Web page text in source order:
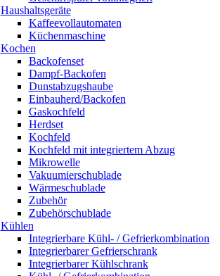
Haushaltsgeräte
Kaffeevollautomaten
Küchenmaschine
Kochen
Backofenset
Dampf-Backofen
Dunstabzugshaube
Einbauherd/Backofen
Gaskochfeld
Herdset
Kochfeld
Kochfeld mit integriertem Abzug
Mikrowelle
Vakuumierschublade
Wärmeschublade
Zubehör
Zubehörschublade
Kühlen
Integrierbare Kühl- / Gefrierkombination
Integrierbarer Gefrierschrank
Integrierbarer Kühlschrank